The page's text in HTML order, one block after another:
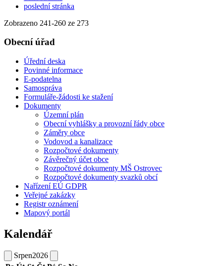
poslední stránka
Zobrazeno 241-260 ze 273
Obecní úřad
Úřední deska
Povinné informace
E-podatelna
Samospráva
Formuláře-žádosti ke stažení
Dokumenty
Územní plán
Obecní vyhlášky a provozní řády obce
Záměry obce
Vodovod a kanalizace
Rozpočtové dokumenty
Závěrečný účet obce
Rozpočtové dokumenty MŠ Ostrovec
Rozpočtové dokumenty svazků obcí
Nařízení EÚ GDPR
Veřejné zakázky
Registr oznámení
Mapový portál
Kalendář
Srpen2026